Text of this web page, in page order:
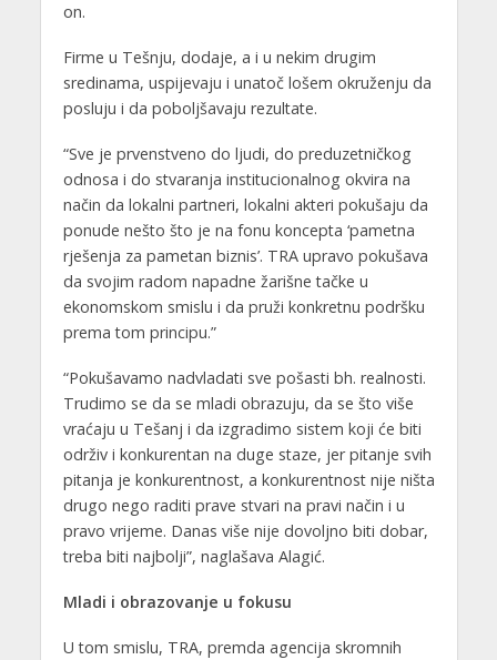
on.
Firme u Tešnju, dodaje, a i u nekim drugim
sredinama, uspijevaju i unatoč lošem okruženju da
posluju i da poboljšavaju rezultate.
“Sve je prvenstveno do ljudi, do preduzetničkog
odnosa i do stvaranja institucionalnog okvira na
način da lokalni partneri, lokalni akteri pokušaju da
ponude nešto što je na fonu koncepta ‘pametna
rješenja za pametan biznis’. TRA upravo pokušava
da svojim radom napadne žarišne tačke u
ekonomskom smislu i da pruži konkretnu podršku
prema tom principu.”
“Pokušavamo nadvladati sve pošasti bh. realnosti.
Trudimo se da se mladi obrazuju, da se što više
vraćaju u Tešanj i da izgradimo sistem koji će biti
održiv i konkurentan na duge staze, jer pitanje svih
pitanja je konkurentnost, a konkurentnost nije ništa
drugo nego raditi prave stvari na pravi način i u
pravo vrijeme. Danas više nije dovoljno biti dobar,
treba biti najbolji”, naglašava Alagić.
Mladi i obrazovanje u fokusu
U tom smislu, TRA, premda agencija skromnih